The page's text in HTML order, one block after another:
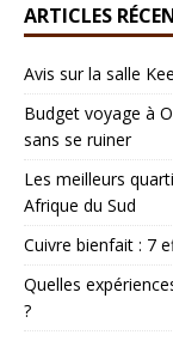
ARTICLES
Avis sur la salle
Budget voyage à
sans se ruiner
Les meilleurs
Afrique du Sud
Cuivre bienfait : 7
Quelles
?